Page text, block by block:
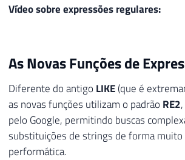
Vídeo sobre expressões regulares:
As Novas Funções de
Diferente do antigo LIKE(que é
as novas funções utilizam o padrão RE2
pelo Google, permitindo buscas
substituições de strings de forma muito
performática.